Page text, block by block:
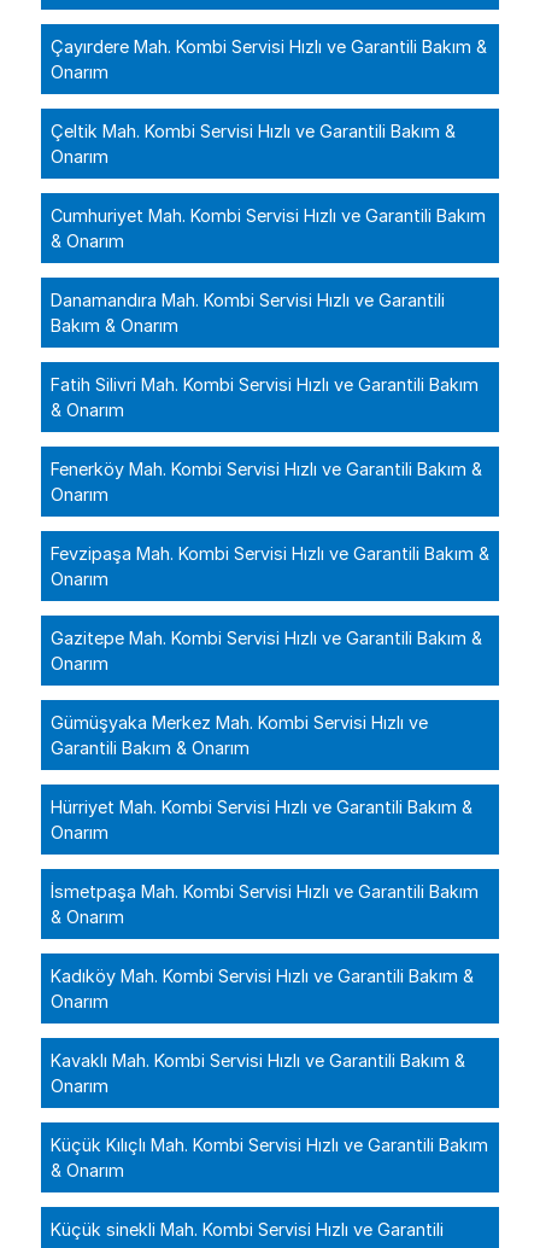
Çayırdere Mah. Kombi Servisi Hızlı ve Garantili Bakım &
Onarım
Çeltik Mah. Kombi Servisi Hızlı ve Garantili Bakım &
Onarım
Cumhuriyet Mah. Kombi Servisi Hızlı ve Garantili Bakım
& Onarım
Danamandıra Mah. Kombi Servisi Hızlı ve Garantili
Bakım & Onarım
Fatih Silivri Mah. Kombi Servisi Hızlı ve Garantili Bakım
& Onarım
Fenerköy Mah. Kombi Servisi Hızlı ve Garantili Bakım &
Onarım
Fevzipaşa Mah. Kombi Servisi Hızlı ve Garantili Bakım &
Onarım
Gazitepe Mah. Kombi Servisi Hızlı ve Garantili Bakım &
Onarım
Gümüşyaka Merkez Mah. Kombi Servisi Hızlı ve
Garantili Bakım & Onarım
Hürriyet Mah. Kombi Servisi Hızlı ve Garantili Bakım &
Onarım
İsmetpaşa Mah. Kombi Servisi Hızlı ve Garantili Bakım
& Onarım
Kadıköy Mah. Kombi Servisi Hızlı ve Garantili Bakım &
Onarım
Kavaklı Mah. Kombi Servisi Hızlı ve Garantili Bakım &
Onarım
Küçük Kılıçlı Mah. Kombi Servisi Hızlı ve Garantili Bakım
& Onarım
Küçük sinekli Mah. Kombi Servisi Hızlı ve Garantili